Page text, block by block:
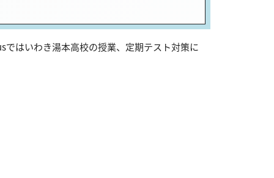
はいわき湯本高校の授業、定期テスト対策に